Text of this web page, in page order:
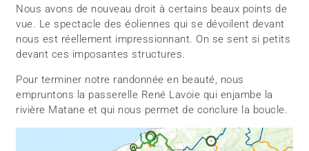
Nous avons de nouveau droit à certains beaux points de
vue. Le spectacle des éoliennes qui se dévoilent devant
nous est réellement impressionnant. On se sent si petits
devant ces imposantes structures.
Pour terminer notre randonnée en beauté, nous
empruntons la passerelle René Lavoie qui enjambe la
rivière Matane et qui nous permet de conclure la boucle.